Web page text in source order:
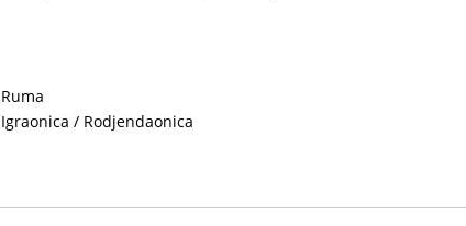
Ruma
Igraonica / Rodjendaonica